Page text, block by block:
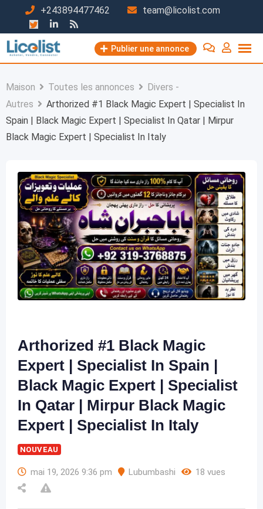
contenu
+243894477462 team@licolist.com
Publier une annonce
Maison Toutes les annonces
Divers -
Autres
Arthorized #1 Black Magic Expert | Specialist In
Spain | Black Magic Expert | Specialist In Qatar | Mirpur
Black Magic Expert | Specialist In Italy
Arthorized #1 Black Magic
Expert | Specialist In Spain |
Black Magic Expert | Specialist
In Qatar | Mirpur Black Magic
Expert | Specialist In Italy
NOUVEAU
mai 19, 2026 9:36 pm Lubumbashi 18 vues